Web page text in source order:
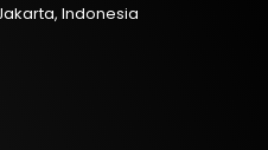
Indonesia